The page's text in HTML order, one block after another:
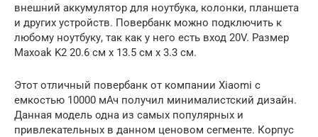
внешний аккумулятор для ноутбука, колонки, планшета
и других устройств. Повербанк можно подключить к
любому ноутбуку, так как у него есть вход 20V. Размер
Maxoak K2 20.6 см x 13.5 см x 3.3 см.
Этот отличный повербанк от компании Xiaomi с
емкостью 10000 мАч получил минималистский дизайн.
Данная модель одна из самых популярных и
привлекательных в данном ценовом сегменте. Корпус